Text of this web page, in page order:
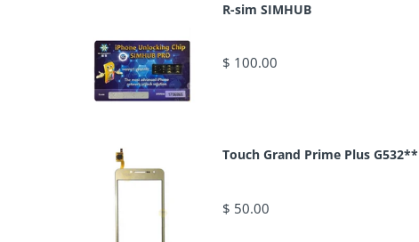
R-sim SIMHUB
$ 100.00
Touch Grand Prime Plus G532**
$ 50.00